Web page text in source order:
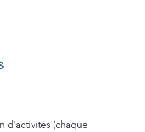
d'activités (chaque